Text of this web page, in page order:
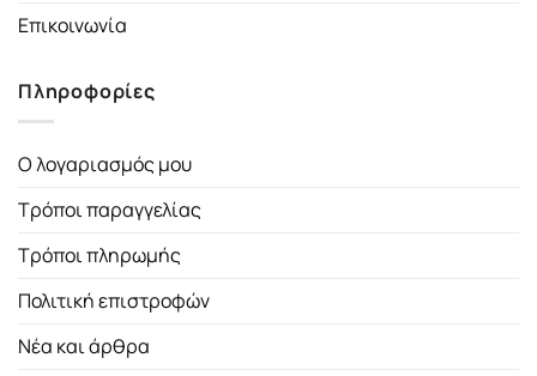
Επικοινωνία
Πληροφορίες
Ο λογαριασμός μου
Τρόποι παραγγελίας
Τρόποι πληρωμής
Πολιτική επιστροφών
Νέα και άρθρα